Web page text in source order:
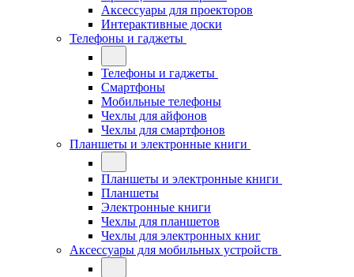
Аксессуары для проекторов
Интерактивные доски
Телефоны и гаджеты
Телефоны и гаджеты
Смартфоны
Мобильные телефоны
Чехлы для айфонов
Чехлы для смартфонов
Планшеты и электронные книги
Планшеты и электронные книги
Планшеты
Электронные книги
Чехлы для планшетов
Чехлы для электронных книг
Аксессуары для мобильных устройств